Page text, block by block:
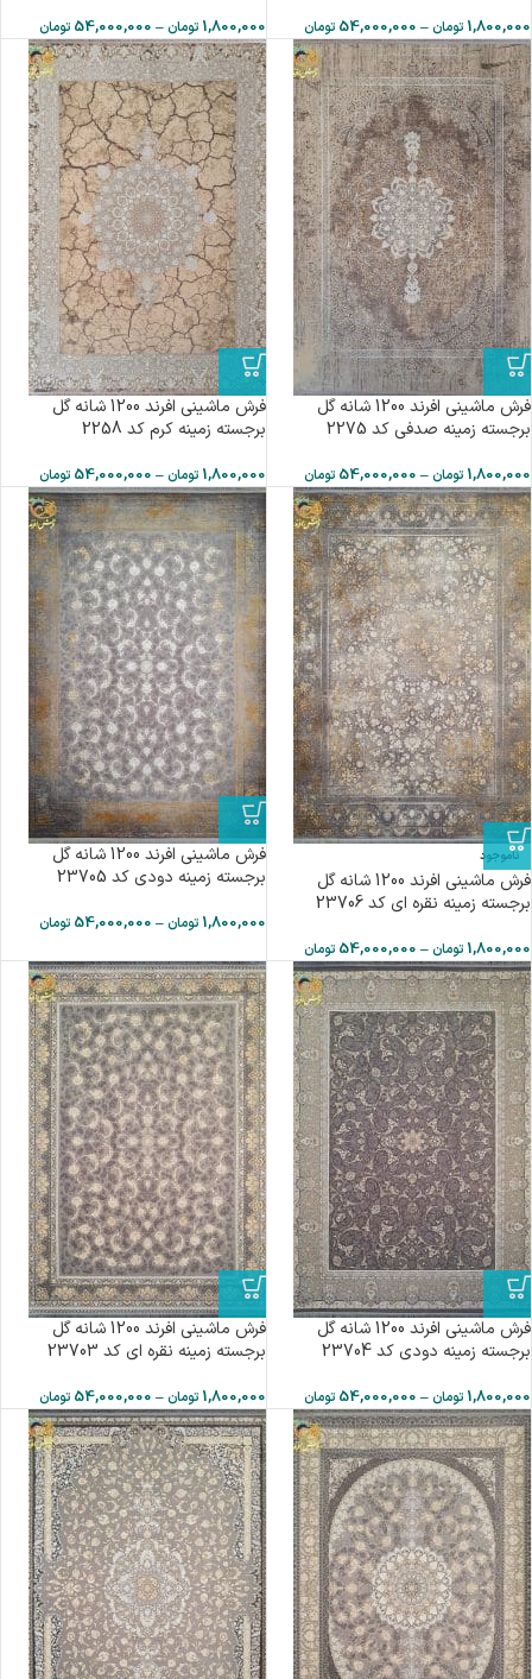
1,800,000 تومان–
54,000,000 تومان 1,800,000 تومان –
54,000,000 تومان
فرش ماشینی افرند 1200 شانه گل
برجسته زمینه صدفی کد 2275
1,800,000 تومان–
54,000,000 تومان
فرش ماشینی افرند 1200 شانه گل
برجسته زمینه کرم کد 2258
1,800,000 تومان –
54,000,000 تومان
ناموجود
فرش ماشینی افرند 1200 شانه گل
برجسته زمینه نقره ای کد 23706
1,800,000 تومان–
54,000,000 تومان
فرش ماشینی افرند 1200 شانه گل
برجسته زمینه دودی کد 23705
1,800,000 تومان –
54,000,000 تومان
فرش ماشینی افرند 1200 شانه گل
برجسته زمینه دودی کد 23704
1,800,000 تومان–
54,000,000 تومان
فرش ماشینی افرند 1200 شانه گل
برجسته زمینه نقره ای کد 23703
1,800,000 تومان –
54,000,000 تومان